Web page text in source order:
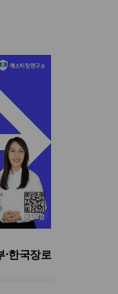
미국보
니다”
美 대사,
주길”
는 정책을
·한국장로